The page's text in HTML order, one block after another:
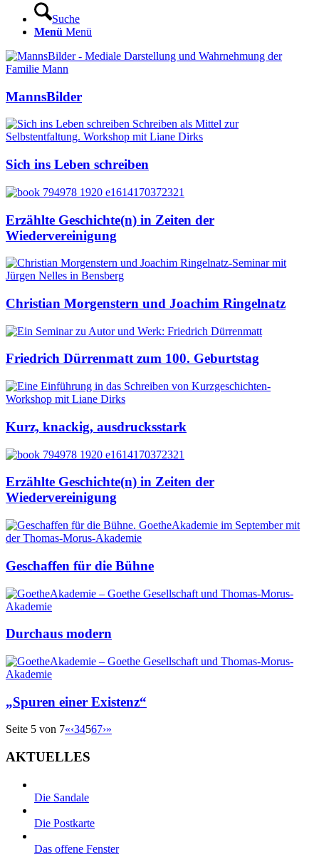
Suche
Menü Menü
MannsBilder
Sich ins Leben schreiben
Erzählte Geschichte(n) in Zeiten der
Wiedervereinigung
Christian Morgenstern und Joachim Ringelnatz
Friedrich Dürrenmatt zum 100. Geburtstag
Kurz, knackig, ausdrucksstark
Erzählte Geschichte(n) in Zeiten der
Wiedervereinigung
Geschaffen für die Bühne
Durchaus modern
„Spuren einer Existenz“
Seite 5 von 7«‹34567›»
AKTUELLES
Die Sandale
Die Postkarte
Das offene Fenster